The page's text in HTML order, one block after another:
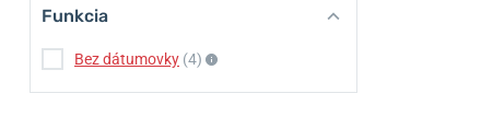
Funkcia
Bez dátumovky (4)